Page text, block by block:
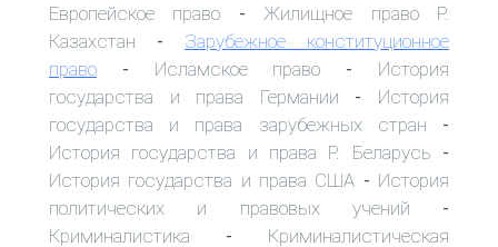
Европейское право - Жилищное право Р.
Казахстан - Зарубежное конституционное
право - Исламское право - История
государства и права Германии - История
государства и права зарубежных стран -
История государства и права Р. Беларусь -
История государства и права США - История
политических и правовых учений -
Криминалистика - Криминалистическая